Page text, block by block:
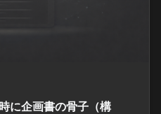
に企画書の骨子（構